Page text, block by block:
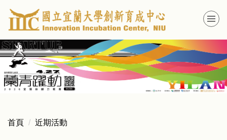
跳
到
主
要
內
容
區
首頁 近期活動